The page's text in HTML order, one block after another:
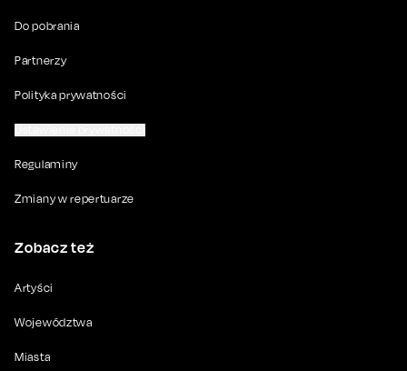
Do pobrania
Partnerzy
Polityka prywatności
Regulaminy
Zmiany w repertuarze
Zobacz też
Artyści
Województwa
Miasta